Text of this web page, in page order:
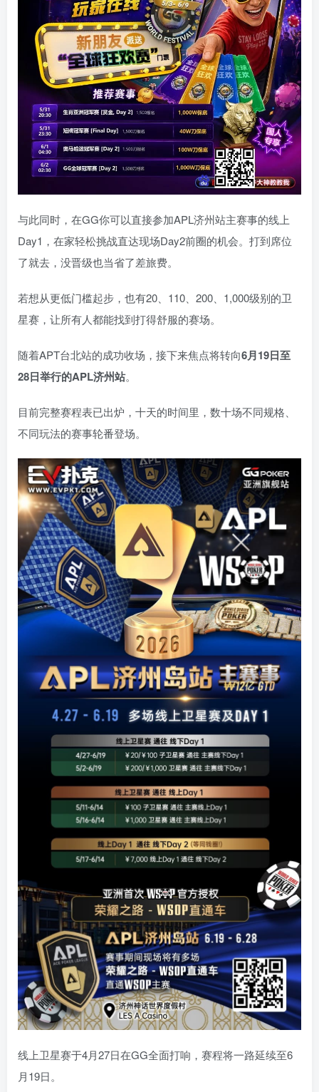
与此同时，在GG你可以直接参加APL济州站主赛事的线上
Day1，在家轻松挑战直达现场Day2前圈的机会。打到席位
了就去，没晋级也当省了差旅费。
若想从更低门槛起步，也有20、110、200、1,000级别的卫
星赛，让所有人都能找到打得舒服的赛场。
随着APT台北站的成功收场，接下来焦点将转向6月19日至
28日举行的APL济州站。
目前完整赛程表已出炉，十天的时间里，数十场不同规格、
不同玩法的赛事轮番登场。
线上卫星赛于4月27日在GG全面打响，赛程将一路延续至6
月19日。